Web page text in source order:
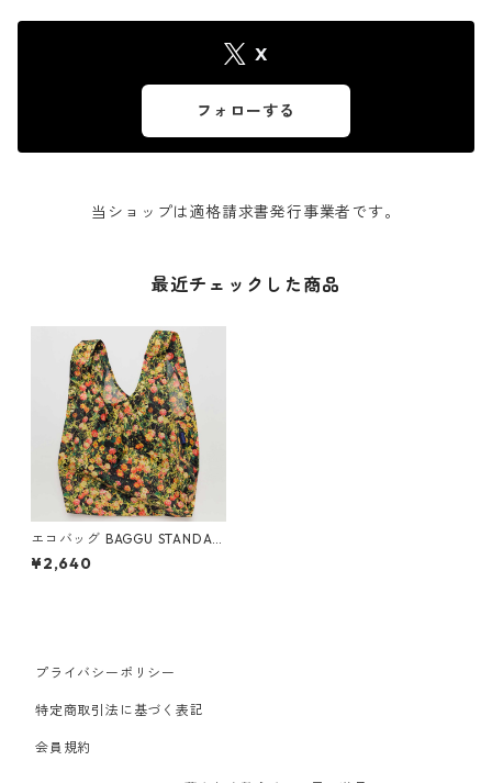
X
フォローする
当ショップは適格請求書発行事業者です。
最近チェックした商品
エコバッグ BAGGU STANDAR
D スタンダードバグゥ バグー
ポリエステル ランタナ
¥2,640
プライバシーポリシー
特定商取引法に基づく表記
会員規約